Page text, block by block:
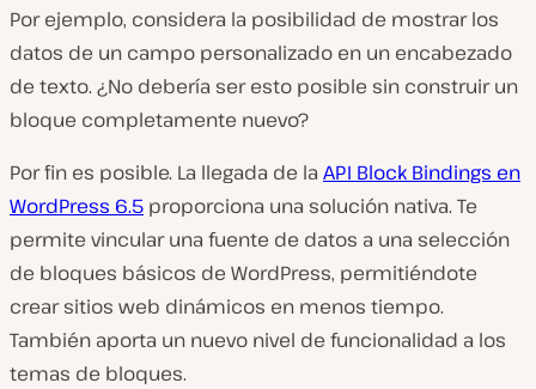
Por ejemplo, considera la posibilidad de mostrar los
datos de un campo personalizado en un encabezado
de texto. ¿No debería ser esto posible sin construir un
bloque completamente nuevo?
Por fin es posible. La llegada de la API Block Bindings en
WordPress 6.5 proporciona una solución nativa. Te
permite vincular una fuente de datos a una selección
de bloques básicos de WordPress, permitiéndote
crear sitios web dinámicos en menos tiempo.
También aporta un nuevo nivel de funcionalidad a los
temas de bloques.